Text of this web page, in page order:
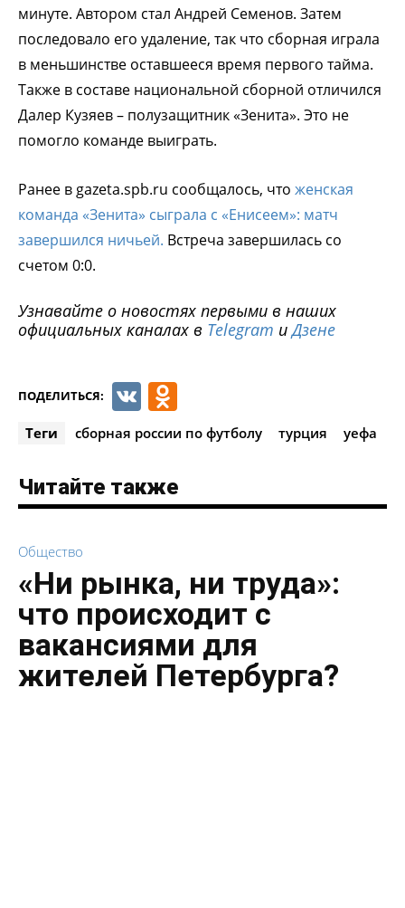
минуте. Автором стал Андрей Семенов. Затем
последовало его удаление, так что сборная играла
в меньшинстве оставшееся время первого тайма.
Также в составе национальной сборной отличился
Далер Кузяев – полузащитник «Зенита». Это не
помогло команде выиграть.
Ранее в gazeta.spb.ru сообщалось, что женская
команда «Зенита» сыграла с «Енисеем»: матч
завершился ничьей. Встреча завершилась со
счетом 0:0.
Узнавайте о новостях первыми в наших
официальных каналах в Telegram иДзене
ПОДЕЛИТЬСЯ: VK
Теги сборная россии по футболу турция уефа
Читайте также
Общество
«Ни рынка, ни труда»:
что происходит с
вакансиями для
жителей Петербурга?